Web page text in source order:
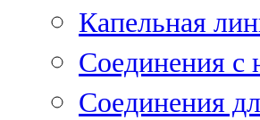
Капельная
Соединения с
Соединения